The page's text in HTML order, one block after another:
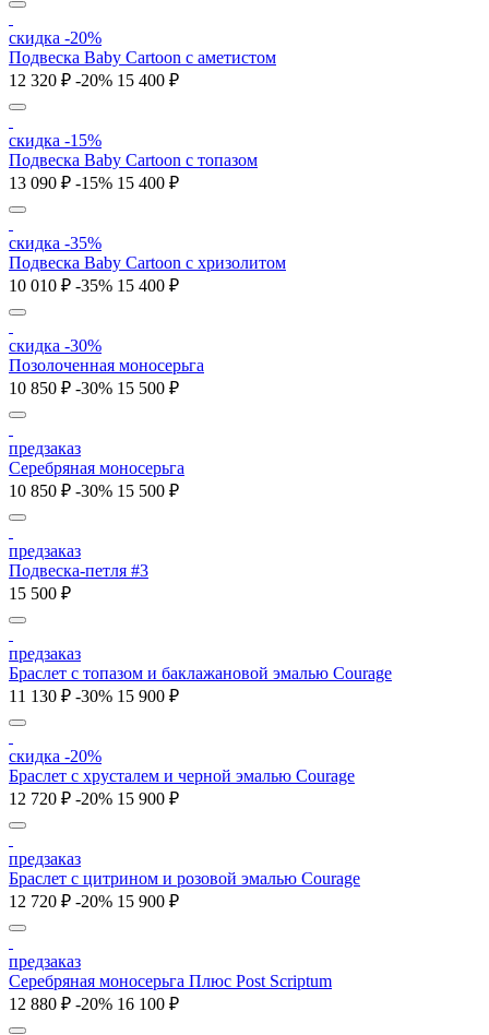
скидка -20%
Подвеска Baby Cartoon с аметистом
12 320 ₽ -20% 15 400 ₽
скидка -15%
Подвеска Baby Cartoon с топазом
13 090 ₽ -15% 15 400 ₽
скидка -35%
Подвеска Baby Cartoon с хризолитом
10 010 ₽ -35% 15 400 ₽
скидка -30%
Позолоченная моносерьга
10 850 ₽ -30% 15 500 ₽
предзаказ
Серебряная моносерьга
10 850 ₽ -30% 15 500 ₽
предзаказ
Подвеска-петля #3
15 500 ₽
предзаказ
Браслет с топазом и баклажановой эмалью Courage
11 130 ₽ -30% 15 900 ₽
скидка -20%
Браслет с хрусталем и черной эмалью Courage
12 720 ₽ -20% 15 900 ₽
предзаказ
Браслет с цитрином и розовой эмалью Courage
12 720 ₽ -20% 15 900 ₽
предзаказ
Серебряная моносерьга Плюс Post Scriptum
12 880 ₽ -20% 16 100 ₽